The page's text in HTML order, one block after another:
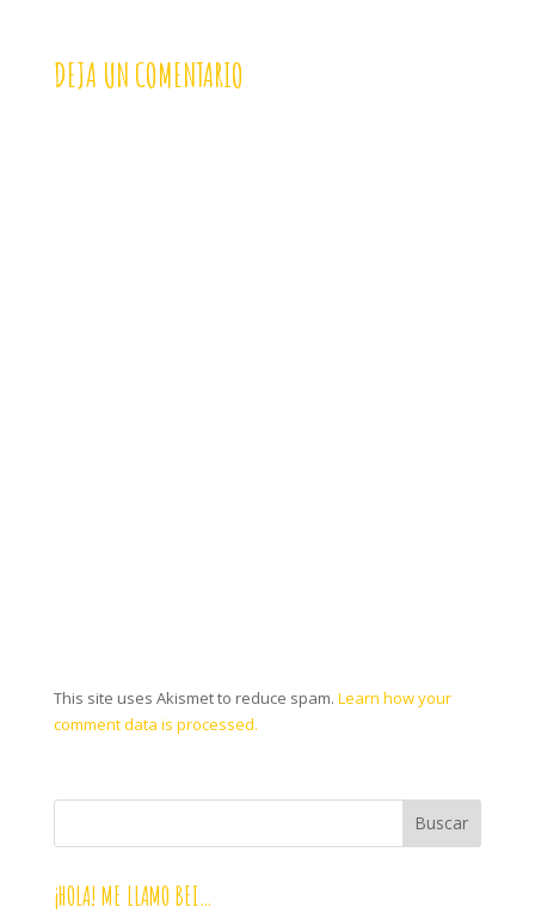
DEJA UN COMENTARIO
This site uses Akismet to reduce spam. Learn how your
comment data is processed.
¡HOLA! ME LLAMO BEI…